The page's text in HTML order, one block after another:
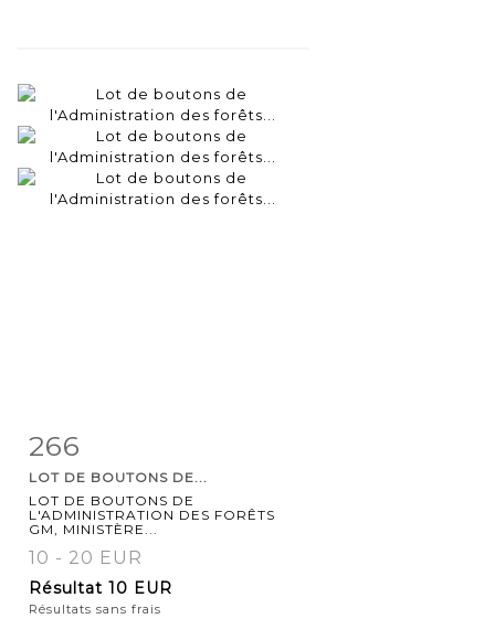
Fiche
266
LOT DE BOUTONS DE...
LOT DE BOUTONS DE
L'ADMINISTRATION DES FORÊTS
GM, MINISTÈRE...
10 - 20 EUR
Résultat 10 EUR
Résultats sans frais